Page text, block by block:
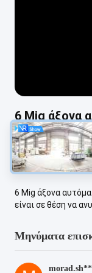
6 Mig άξονα
βιομηχανικά
#ρομπότ
6 Mig άξονα
είναι σε θέση να
Μηνύματα